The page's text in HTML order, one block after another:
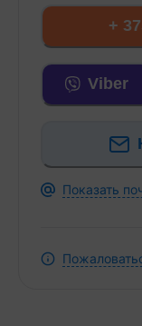
+
Viber
Показать